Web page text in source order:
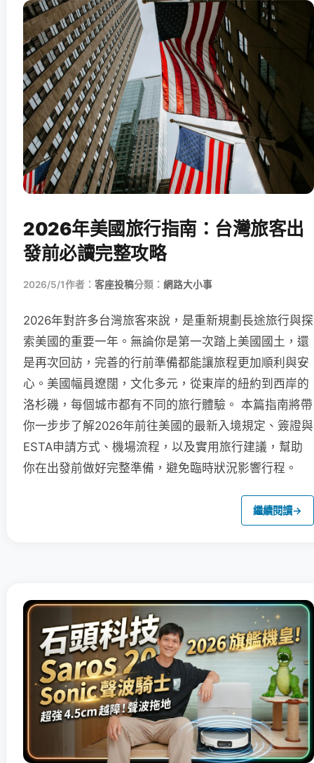
2026年美國旅行指南：台灣旅客出
發前必讀完整攻略
2026/5/1作者： 客座投稿分類： 網路大小事
2026年對許多台灣旅客來說，是重新規劃長途旅行與探
索美國的重要一年。無論你是第一次踏上美國國土，還
是再次回訪，完善的行前準備都能讓旅程更加順利與安
心。美國幅員遼闊，文化多元，從東岸的紐約到西岸的
洛杉磯，每個城市都有不同的旅行體驗。 本篇指南將帶
你一步步了解2026年前往美國的最新入境規定、簽證與
ESTA申請方式、機場流程，以及實用旅行建議，幫助
你在出發前做好完整準備，避免臨時狀況影響行程。
繼續閱讀→